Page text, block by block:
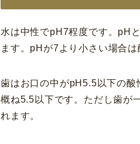
水は中性でpH7程度です。pH
ます。pHが7より小さい場合
歯はお口の中がpH5.5以下の
概ね5.5以下です。ただし歯が
れます。